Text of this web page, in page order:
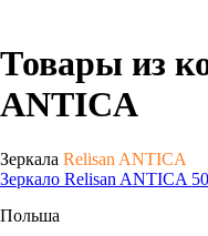
Товары из
ANTICA
Зеркала Relisan ANTICA
Зеркало Relisan ANTICA
Польша